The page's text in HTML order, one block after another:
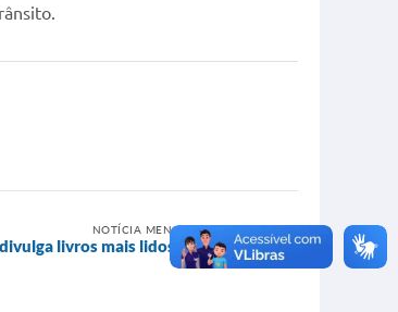
NOTÍCIA MENOS RECENTE
livros mais lidos em 2026